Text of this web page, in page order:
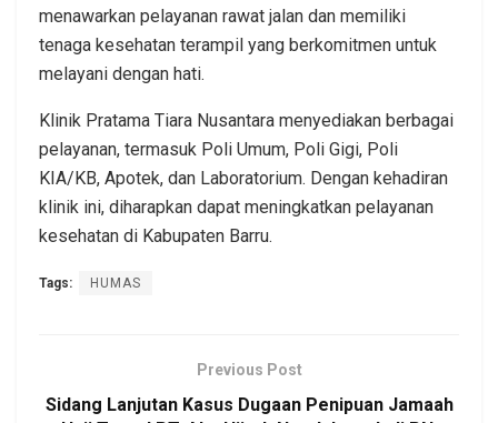
menawarkan pelayanan rawat jalan dan memiliki
tenaga kesehatan terampil yang berkomitmen untuk
melayani dengan hati.
Klinik Pratama Tiara Nusantara menyediakan berbagai
pelayanan, termasuk Poli Umum, Poli Gigi, Poli
KIA/KB, Apotek, dan Laboratorium. Dengan kehadiran
klinik ini, diharapkan dapat meningkatkan pelayanan
kesehatan di Kabupaten Barru.
Tags: HUMAS
Previous Post
Sidang Lanjutan Kasus Dugaan Penipuan Jamaah